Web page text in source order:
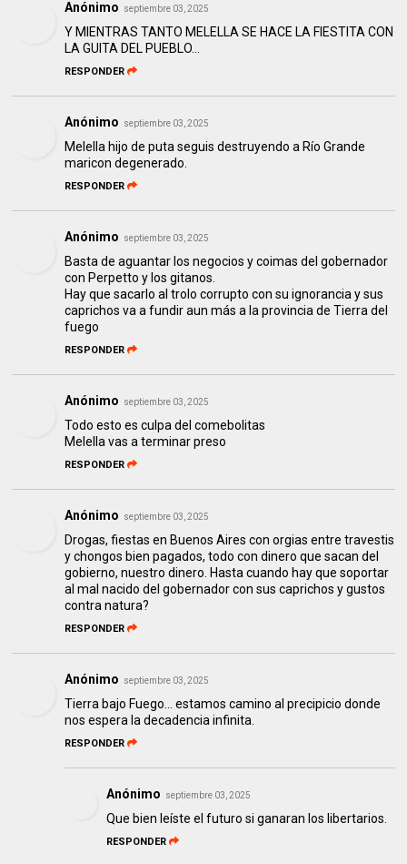
Anónimo septiembre 03, 2025
Y MIENTRAS TANTO MELELLA SE HACE LA FIESTITA CON
LA GUITA DEL PUEBLO...
RESPONDER
Anónimo septiembre 03, 2025
Melella hijo de puta seguis destruyendo a Río Grande
maricon degenerado.
RESPONDER
Anónimo septiembre 03, 2025
Basta de aguantar los negocios y coimas del gobernador
con Perpetto y los gitanos.
Hay que sacarlo al trolo corrupto con su ignorancia y sus
caprichos va a fundir aun más a la provincia de Tierra del
fuego
RESPONDER
Anónimo septiembre 03, 2025
Todo esto es culpa del comebolitas
Melella vas a terminar preso
RESPONDER
Anónimo septiembre 03, 2025
Drogas, fiestas en Buenos Aires con orgias entre travestis
y chongos bien pagados, todo con dinero que sacan del
gobierno, nuestro dinero. Hasta cuando hay que soportar
al mal nacido del gobernador con sus caprichos y gustos
contra natura?
RESPONDER
Anónimo septiembre 03, 2025
Tierra bajo Fuego... estamos camino al precipicio donde
nos espera la decadencia infinita.
RESPONDER
Anónimo septiembre 03, 2025
Que bien leíste el futuro si ganaran los libertarios.
RESPONDER